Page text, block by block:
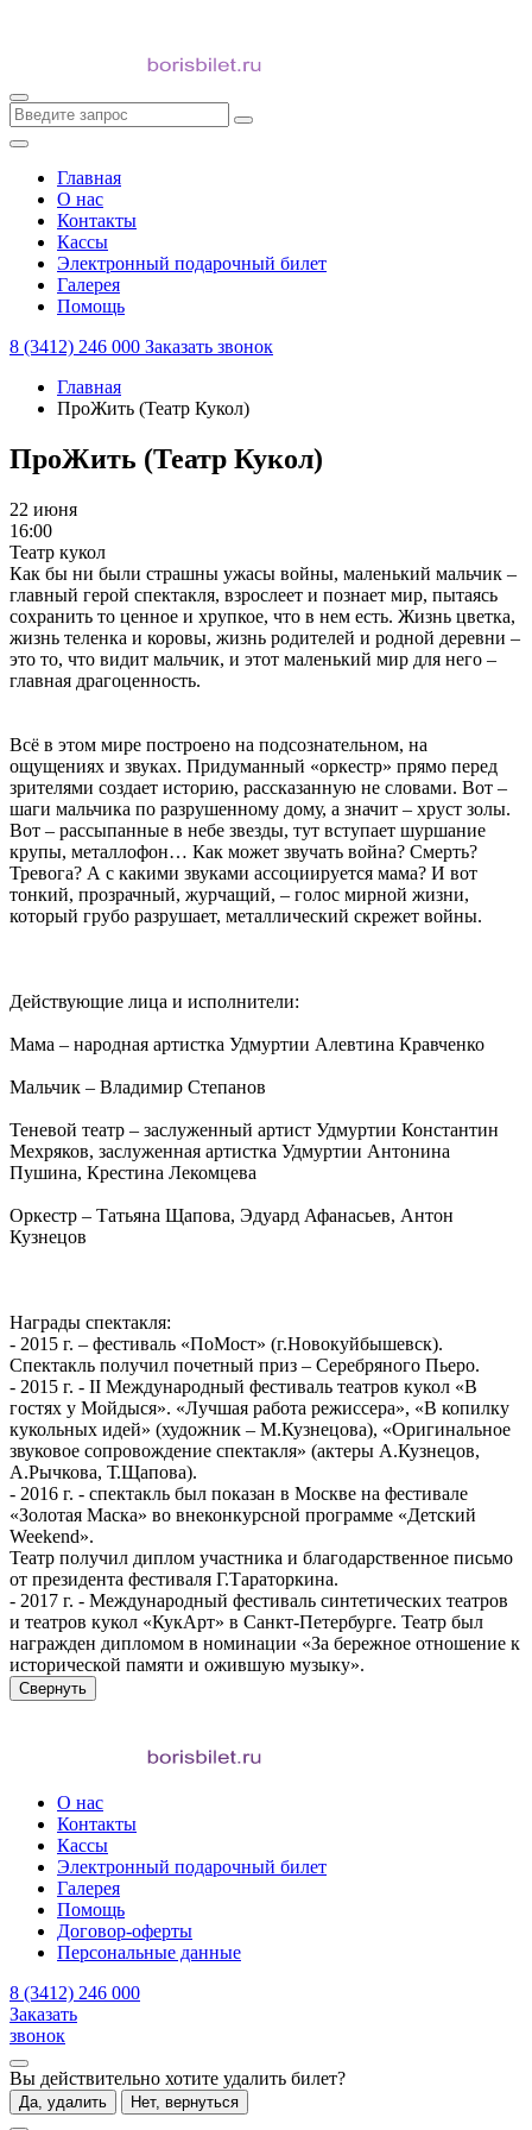
Главная
О нас
Контакты
Кассы
Электронный подарочный билет
Галерея
Помощь
8 (3412) 246 000 Заказать звонок
Главная
ПроЖить (Театр Кукол)
ПроЖить (Театр Кукол)
22 июня
16:00
Театр кукол
Как бы ни были страшны ужасы войны, маленький мальчик –
главный герой спектакля, взрослеет и познает мир, пытаясь
сохранить то ценное и хрупкое, что в нем есть. Жизнь цветка,
жизнь теленка и коровы, жизнь родителей и родной деревни –
это то, что видит мальчик, и этот маленький мир для него –
главная драгоценность.
Всё в этом мире построено на подсознательном, на
ощущениях и звуках. Придуманный «оркестр» прямо перед
зрителями создает историю, рассказанную не словами. Вот –
шаги мальчика по разрушенному дому, а значит – хруст золы.
Вот – рассыпанные в небе звезды, тут вступает шуршание
крупы, металлофон… Как может звучать война? Смерть?
Тревога? А с какими звуками ассоциируется мама? И вот
тонкий, прозрачный, журчащий, – голос мирной жизни,
который грубо разрушает, металлический скрежет войны.
Действующие лица и исполнители:
Мама – народная артистка Удмуртии Алевтина Кравченко
Мальчик – Владимир Степанов
Теневой театр – заслуженный артист Удмуртии Константин
Мехряков, заслуженная артистка Удмуртии Антонина
Пушина, Крестина Лекомцева
Оркестр – Татьяна Щапова, Эдуард Афанасьев, Антон
Кузнецов
Награды спектакля:
- 2015 г. – фестиваль «ПоМост» (г.Новокуйбышевск).
Спектакль получил почетный приз – Серебряного Пьеро.
- 2015 г. - II Международный фестиваль театров кукол «В
гостях у Мойдыся». «Лучшая работа режиссера», «В копилку
кукольных идей» (художник – М.Кузнецова), «Оригинальное
звуковое сопровождение спектакля» (актеры А.Кузнецов,
А.Рычкова, Т.Щапова).
- 2016 г. - спектакль был показан в Москве на фестивале
«Золотая Маска» во внеконкурсной программе «Детский
Weekend».
Театр получил диплом участника и благодарственное письмо
от президента фестиваля Г.Тараторкина.
- 2017 г. - Международный фестиваль синтетических театров
и театров кукол «КукАрт» в Санкт-Петербурге. Театр был
награжден дипломом в номинации «За бережное отношение к
исторической памяти и ожившую музыку».
Свернуть
О нас
Контакты
Кассы
Электронный подарочный билет
Галерея
Помощь
Договор-оферты
Персональные данные
8 (3412) 246 000
Заказать
звонок
Вы действительно хотите удалить билет?
Да, удалить Нет, вернуться